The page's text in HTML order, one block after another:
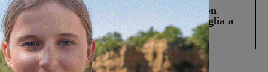
Scomparso da una struttura di Castiglion
Fiorentino l’uomo che aveva ucciso la figlia a
Levane nel 2020